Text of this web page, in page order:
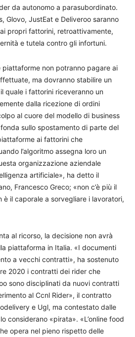
da autonomo a parasubordinato.
Glovo, JustEat e Deliveroo saranno
propri fattorini, retroattivamente,
e tutela contro gli infortuni.
piattaforme non potranno pagare ai
ma dovranno stabilire un
quale i fattorini riceveranno un
dalla ricezione di ordini
al cuore del modello di business
sullo spostamento di parte del
ai fattorini che
l’algoritmo assegna loro un
organizzazione aziendale
artificiale», ha detto il
Francesco Greco; «non c’è più il
è il caporale a sorvegliare i lavoratori,
al ricorso, la decisione non avrà
piattaforma in Italia. «I documenti
a vecchi contratti», ha sostenuto
2020 i contratti dei rider che
sono disciplinati da nuovi contratti
al Ccnl Rider», il contratto
e Ugl, ma contestato dalle
considerano «pirata». «L’online food
opera nel pieno rispetto delle